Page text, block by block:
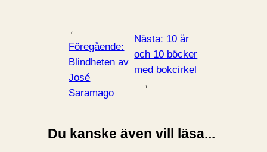
←
Föregående:
Blindheten av
José
Saramago
Nästa: 10 år
och 10 böcker
med bokcirkel
→
Du kanske även vill läsa...